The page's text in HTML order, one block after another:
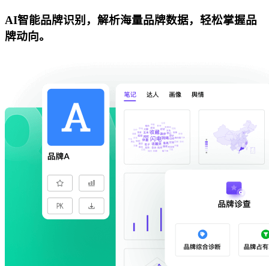
AI智能品牌识别，解析海量品牌数据，轻松掌握品
牌动向。